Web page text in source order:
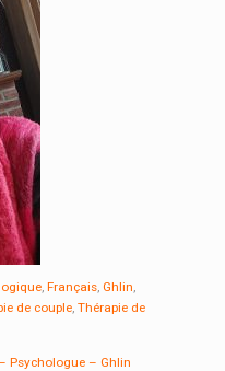
Psychologue – Ghlin
, Français, Ghlin,
de couple, Thérapie de